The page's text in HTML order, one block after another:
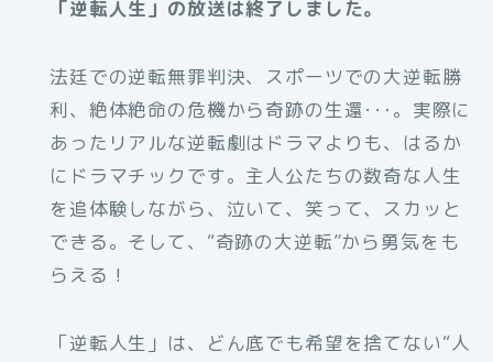
「逆転人生」の放送は終了しました。
法廷での逆転無罪判決、スポーツでの大逆転勝
利、絶体絶命の危機から奇跡の生還･･･。実際に
あったリアルな逆転劇はドラマよりも、はるか
にドラマチックです。主人公たちの数奇な人生
を追体験しながら、泣いて、笑って、スカッと
できる。そして、“奇跡の大逆転”から勇気をも
らえる！
「逆転人生」は、どん底でも希望を捨てない“人